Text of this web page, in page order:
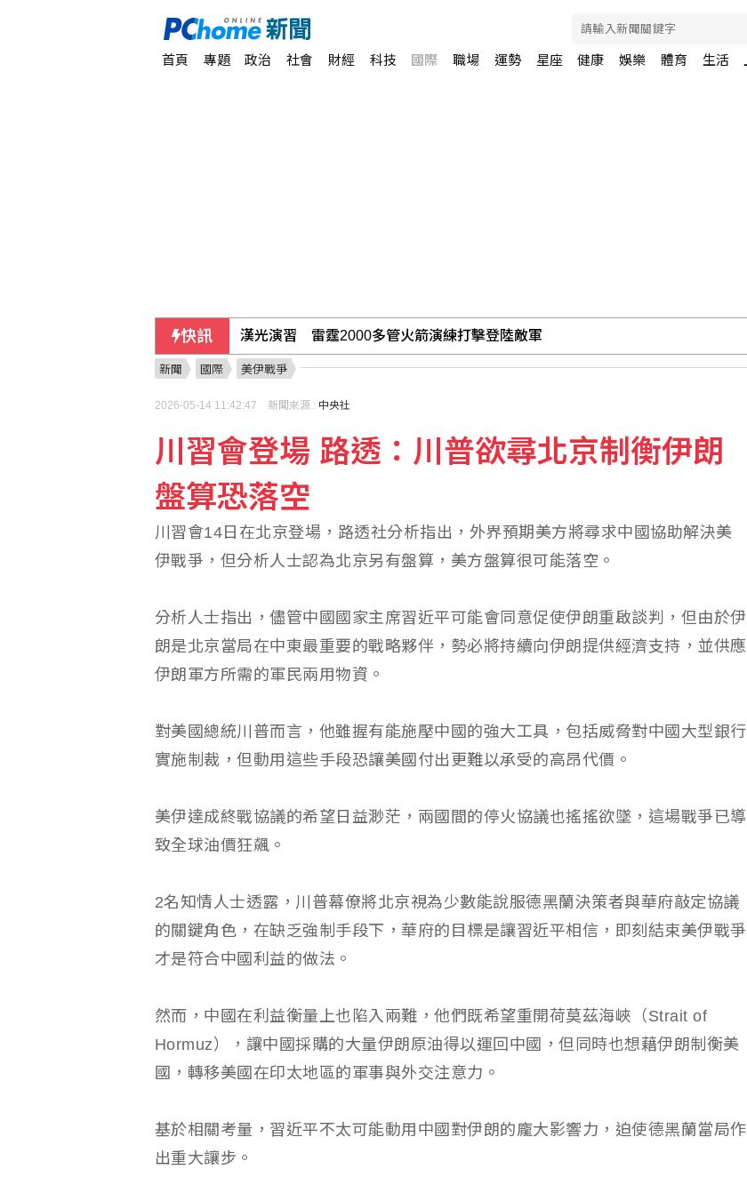
首頁 專題 政治 社會 財經 科技 國際 職場 運勢 星座 健康 娛樂 體育 生活
快訊 漢光演習 雷霆2000多管火箭演練打擊登陸敵軍
外資轉賣407億元 調節面板、記憶體與主動式ETF
研華7月營收逾112億創單月新高 樺漢164億登同期高
新聞 國際 美伊戰爭
2026-05-14 11:42:47 新聞來源 : 中央社
川習會登場 路透：川普欲尋北京制衡伊朗
盤算恐落空
川習會14日在北京登場，路透社分析指出，外界預期美方將尋求中國協助解決美
伊戰爭，但分析人士認為北京另有盤算，美方盤算很可能落空。
分析人士指出，儘管中國國家主席習近平可能會同意促使伊朗重啟談判，但由於伊
朗是北京當局在中東最重要的戰略夥伴，勢必將持續向伊朗提供經濟支持，並供應
伊朗軍方所需的軍民兩用物資。
對美國總統川普而言，他雖握有能施壓中國的強大工具，包括威脅對中國大型銀行
實施制裁，但動用這些手段恐讓美國付出更難以承受的高昂代價。
美伊達成終戰協議的希望日益渺茫，兩國間的停火協議也搖搖欲墜，這場戰爭已導
致全球油價狂飆。
2名知情人士透露，川普幕僚將北京視為少數能說服德黑蘭決策者與華府敲定協議
的關鍵角色，在缺乏強制手段下，華府的目標是讓習近平相信，即刻結束美伊戰爭
才是符合中國利益的做法。
然而，中國在利益衡量上也陷入兩難，他們既希望重開荷莫茲海峽（Strait of
Hormuz），讓中國採購的大量伊朗原油得以運回中國，但同時也想藉伊朗制衡美
國，轉移美國在印太地區的軍事與外交注意力。
基於相關考量，習近平不太可能動用中國對伊朗的龐大影響力，迫使德黑蘭當局作
出重大讓步。